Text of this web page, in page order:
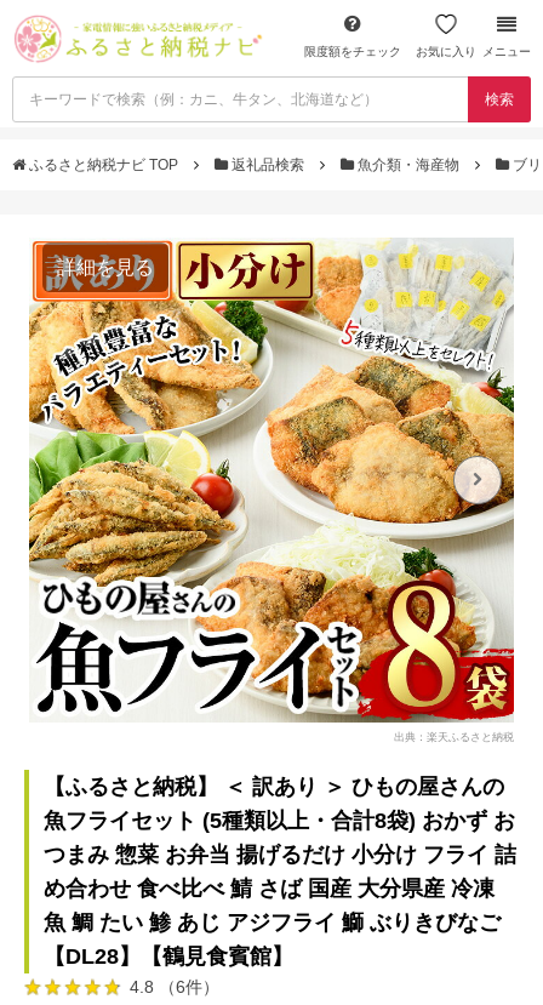
限度額をチェック お気に入り メニュー
検索
ふるさと納税ナビ TOP 返礼品検索 魚介類・海産物 ブ
詳細を見る
出典：楽天ふるさと納税
【ふるさと納税】 ＜ 訳あり ＞ ひもの屋さんの
魚フライセット (5種類以上・合計8袋) おかず お
つまみ 惣菜 お弁当 揚げるだけ 小分け フライ 詰
め合わせ 食べ比べ 鯖 さば 国産 大分県産 冷凍
魚 鯛 たい 鯵 あじ アジフライ 鰤 ぶりきびなご
【DL28】【鶴見食賓館】
4.8 （6件）